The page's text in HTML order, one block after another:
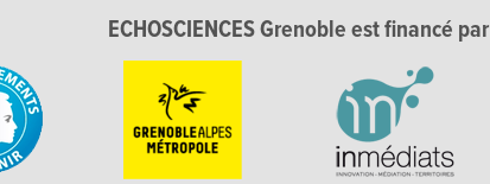
ECHOSCIENCES Grenoble est financé par